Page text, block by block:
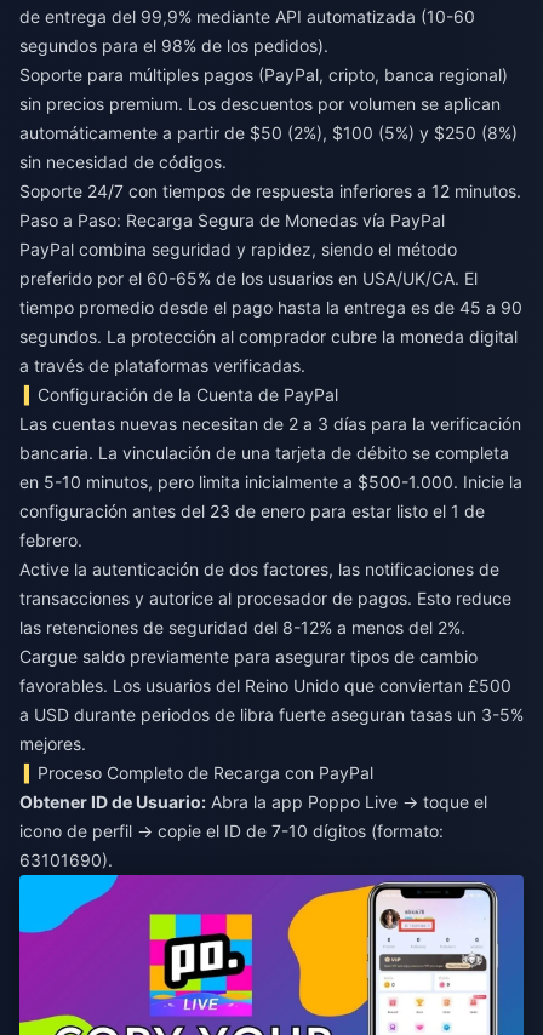
de entrega del 99,9% mediante API automatizada (10-60
segundos para el 98% de los pedidos).
Soporte para múltiples pagos (PayPal, cripto, banca regional)
sin precios premium. Los descuentos por volumen se aplican
automáticamente a partir de $50 (2%), $100 (5%) y $250 (8%)
sin necesidad de códigos.
Soporte 24/7 con tiempos de respuesta inferiores a 12 minutos.
Paso a Paso: Recarga Segura de Monedas vía PayPal
PayPal combina seguridad y rapidez, siendo el método
preferido por el 60-65% de los usuarios en USA/UK/CA. El
tiempo promedio desde el pago hasta la entrega es de 45 a 90
segundos. La protección al comprador cubre la moneda digital
a través de plataformas verificadas.
Configuración de la Cuenta de PayPal
Las cuentas nuevas necesitan de 2 a 3 días para la verificación
bancaria. La vinculación de una tarjeta de débito se completa
en 5-10 minutos, pero limita inicialmente a $500-1.000. Inicie la
configuración antes del 23 de enero para estar listo el 1 de
febrero.
Active la autenticación de dos factores, las notificaciones de
transacciones y autorice al procesador de pagos. Esto reduce
las retenciones de seguridad del 8-12% a menos del 2%.
Cargue saldo previamente para asegurar tipos de cambio
favorables. Los usuarios del Reino Unido que conviertan £500
a USD durante periodos de libra fuerte aseguran tasas un 3-5%
mejores.
Proceso Completo de Recarga con PayPal
Obtener ID de Usuario: Abra la app Poppo Live → toque el
icono de perfil → copie el ID de 7-10 dígitos (formato:
63101690).